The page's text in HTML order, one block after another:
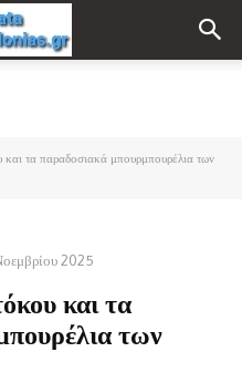
τα παραδοσιακά μπουρμπουρέλια των
2025
και τα
των